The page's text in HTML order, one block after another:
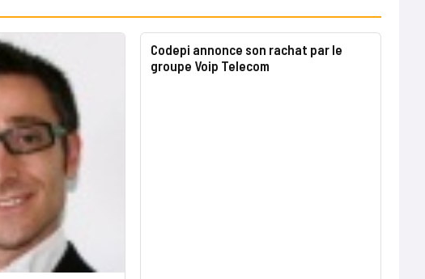
Codepi annonce son rachat par le
groupe Voip Telecom